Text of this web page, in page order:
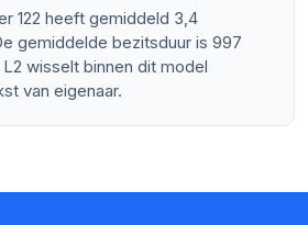
122 heeft gemiddeld 3,4
gemiddelde bezitsduur is 997
wisselt binnen dit model
van eigenaar.